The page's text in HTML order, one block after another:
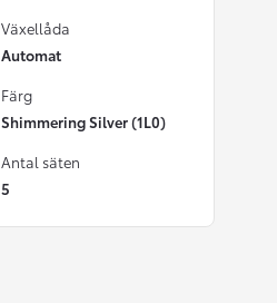
Växellåda
Automat
Färg
Shimmering Silver (1L0)
Antal säten
5